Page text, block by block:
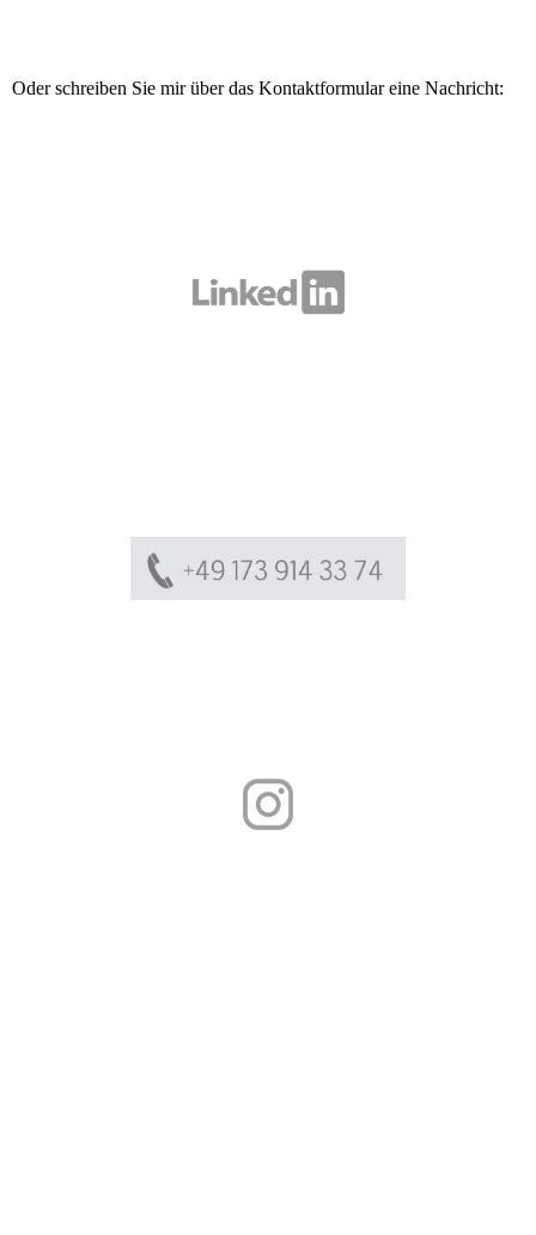
Oder schreiben Sie mir über das Kontaktformular eine Nachricht: